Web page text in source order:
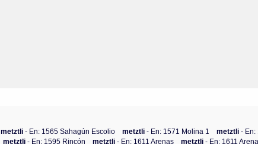
metztli- En: 1565 Sahagún Escolio metztli- En: 1571 Molina 1 metztli- En:
metztli- En: 1595 Rincón metztli- En: 1611 Arenas metztli- En: 1611